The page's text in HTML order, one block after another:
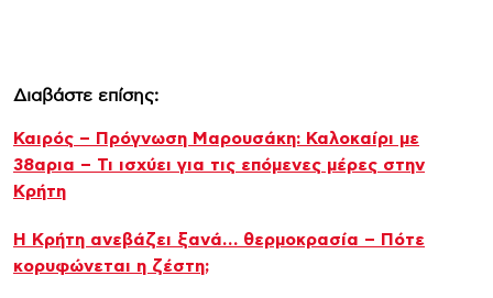
Διαβάστε επίσης:
Καιρός – Πρόγνωση Μαρουσάκη: Καλοκαίρι με
38αρια – Τι ισχύει για τις επόμενες μέρες στην
Κρήτη
Η Κρήτη ανεβάζει ξανά… θερμοκρασία – Πότε
κορυφώνεται η ζέστη;